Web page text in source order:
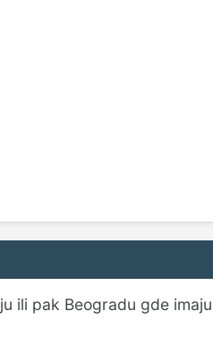
ili pak Beogradu gde